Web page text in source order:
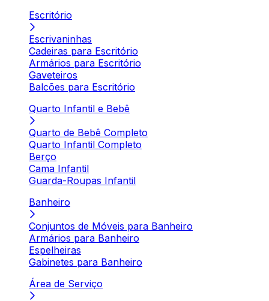
Escritório
Escrivaninhas
Cadeiras para Escritório
Armários para Escritório
Gaveteiros
Balcões para Escritório
Quarto Infantil e Bebê
Quarto de Bebê Completo
Quarto Infantil Completo
Berço
Cama Infantil
Guarda-Roupas Infantil
Banheiro
Conjuntos de Móveis para Banheiro
Armários para Banheiro
Espelheiras
Gabinetes para Banheiro
Área de Serviço